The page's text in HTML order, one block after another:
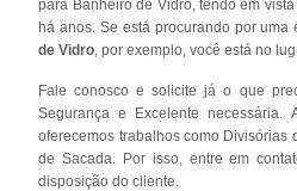
para Banheiro de Vidro, tendo em
há anos. Se está procurando por uma
de Vidro , por exemplo, você está no
Fale conosco e solicite já o que
Segurança e Excelente necessária.
oferecemos trabalhos como Divisórias
de Sacada. Por isso, entre em
disposição do cliente.